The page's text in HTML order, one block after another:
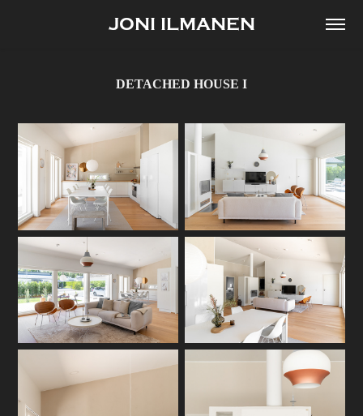
JONI ILMANEN
DETACHED HOUSE I